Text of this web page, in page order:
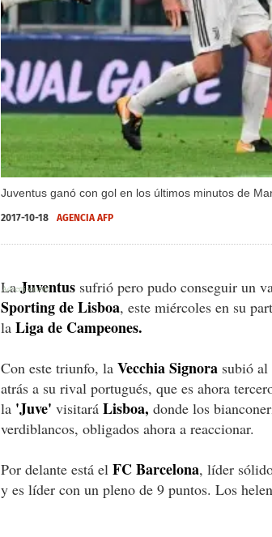
Juventus ganó con gol en los últimos minutos de
2017-10-18 AGENCIA AFP
LaJuventus sufrió pero pudo conseguir un
Sporting de Lisboa, este miércoles en su
la Liga de Campeones.
Con este triunfo, la Vecchia Signora subió al
atrás a su rival portugués, que es ahora
la 'Juve' visitará Lisboa, donde los
verdiblancos, obligados ahora a reaccionar.
Por delante está el FC Barcelona, líder
y es líder con un pleno de 9 puntos. Los